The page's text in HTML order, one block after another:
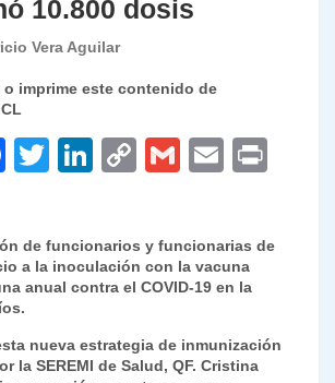
10.800 dosis
Vera Aguilar
o imprime este contenido de
F
e
b
o
o
T
er
Li
e
dI
n
C
y
Li
n
k
G
l
E
l
de funcionarios y funcionarias de
a la inoculación con la vacuna
anual contra el COVID-19 en la
nueva estrategia de inmunización
la SEREMI de Salud, QF. Cristina